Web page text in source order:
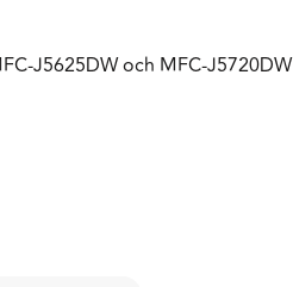
J5625DW och MFC-J5720DW